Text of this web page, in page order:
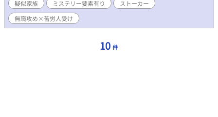
タリをつけた時、娘のまつりを誘拐されてしまい……？ 脳内ぶっ
飛び俺様有能攻め×苦労人シングルファザー受けのドタバタラブ
コメディです。 公募落ち年末供養です。予約投稿してるので完結
アップ＋さん（エロカット全年齢版）にも載せています。
疑似家族
ミステリー要素有り
ストーカー
無職攻め×苦労人受け
10 件